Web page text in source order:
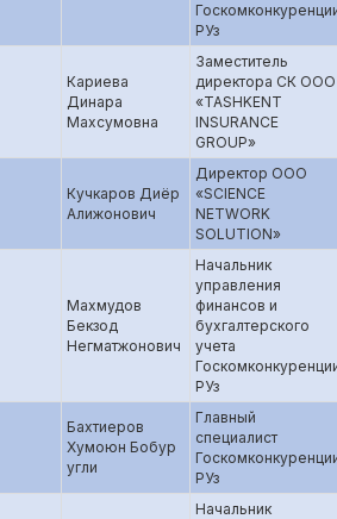
РУз
Кариева
Динара
Махсумовна
Заместитель
директора СК ООО
«TASHKENT
INSURANCE
GROUP»
Кучкаров Диёр
Алижонович
Директор ООО
«SCIENCE
NETWORK
SOLUTION»
Махмудов
Бекзод
Негматжонович
Начальник
управления
финансов и
бухгалтерского
учета
РУз
Бахтиеров
Хумоюн Бобур
угли
Главный
специалист
РУз
Начальник